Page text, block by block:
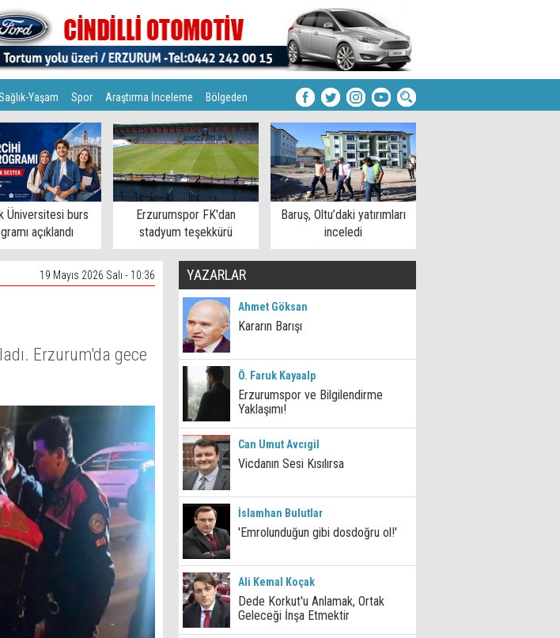
Yaşam Spor Araştırma İnceleme Bölgeden
Üniversitesi burs
açıklandı
Erzurumspor FK'dan
stadyum teşekkürü
Baruş, Oltu’daki yatırımları
inceledi
19 Mayıs 2026 Salı - 10:36
Erzurum'da gece
YAZARLAR
Ahmet Göksan
Kararın Barışı
Ö. Faruk Kayaalp
Erzurumspor ve Bilgilendirme
Yaklaşımı!
Can Umut Avcıgil
Vicdanın Sesi Kısılırsa
İslamhan Bulutlar
'Emrolunduğun gibi dosdoğru ol!'
Ali Kemal Koçak
Dede Korkut'u Anlamak, Ortak
Geleceği İnşa Etmektir